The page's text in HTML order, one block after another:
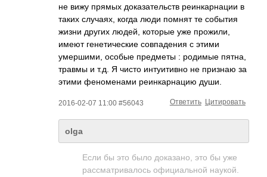
не вижу прямых доказательств реинкарнации в
таких случаях, когда люди помнят те события
жизни других людей, которые уже прожили,
имеют генетические совпадения с этими
умершими, особые предметы : родимые пятна,
травмы и т.д. Я чисто интуитивно не признаю за
этими феноменами реинкарнацию души.
2016-02-07 11:00 #56043 Цитировать
Ответить
olga
Если бы это было доказано, это бы уже
рассматривалось официальной наукой.